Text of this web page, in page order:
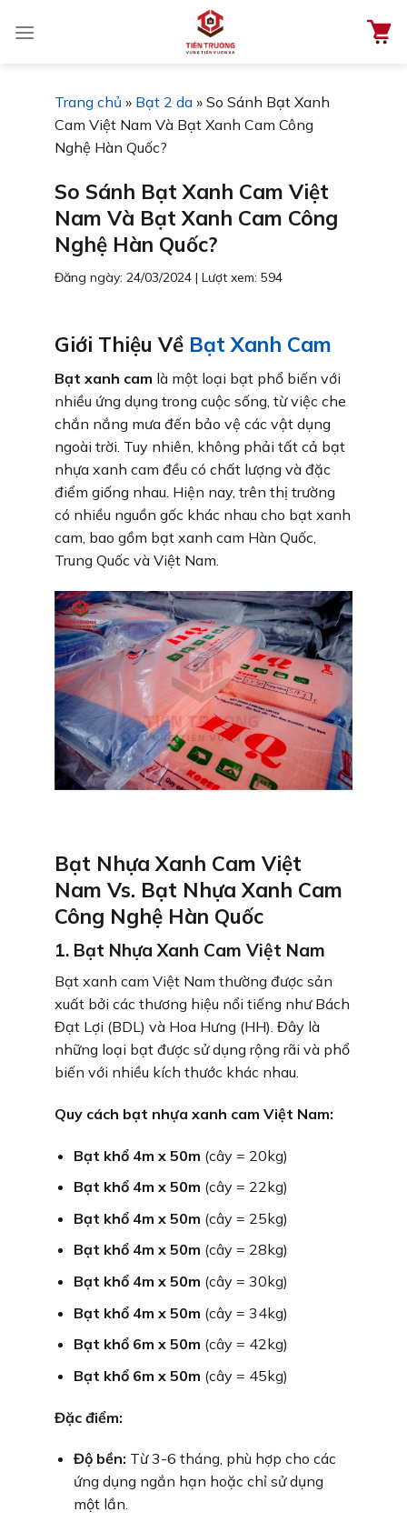
đến
Trang chủ » Bạt 2 da » So Sánh Bạt Xanh
Cam Việt Nam Và Bạt Xanh Cam Công
Nghệ Hàn Quốc?
So Sánh Bạt Xanh Cam Việt
Nam Và Bạt Xanh Cam Công
Nghệ Hàn Quốc?
Đăng ngày: 24/03/2024 | Lượt xem: 594
Giới Thiệu Về Bạt Xanh Cam
Bạt xanh cam là một loại bạt phổ biến với
nhiều ứng dụng trong cuộc sống, từ việc che
chắn nắng mưa đến bảo vệ các vật dụng
ngoài trời. Tuy nhiên, không phải tất cả bạt
nhựa xanh cam đều có chất lượng và đặc
điểm giống nhau. Hiện nay, trên thị trường
có nhiều nguồn gốc khác nhau cho bạt xanh
cam, bao gồm bạt xanh cam Hàn Quốc,
Trung Quốc và Việt Nam.
Bạt Nhựa Xanh Cam Việt
Nam Vs. Bạt Nhựa Xanh Cam
Công Nghệ Hàn Quốc
1. Bạt Nhựa Xanh Cam Việt Nam
Bạt xanh cam Việt Nam thường được sản
xuất bởi các thương hiệu nổi tiếng như Bách
Đạt Lợi (BDL) và Hoa Hưng (HH). Đây là
những loại bạt được sử dụng rộng rãi và phổ
biến với nhiều kích thước khác nhau.
Quy cách bạt nhựa xanh cam Việt Nam:
Bạt khổ 4m x 50m (cây = 20kg)
Bạt khổ 4m x 50m (cây = 22kg)
Bạt khổ 4m x 50m (cây = 25kg)
Bạt khổ 4m x 50m (cây = 28kg)
Bạt khổ 4m x 50m (cây = 30kg)
Bạt khổ 4m x 50m (cây = 34kg)
Bạt khổ 6m x 50m (cây = 42kg)
Bạt khổ 6m x 50m (cây = 45kg)
Đặc điểm:
Độ bền: Từ 3-6 tháng, phù hợp cho các
ứng dụng ngắn hạn hoặc chỉ sử dụng
một lần.